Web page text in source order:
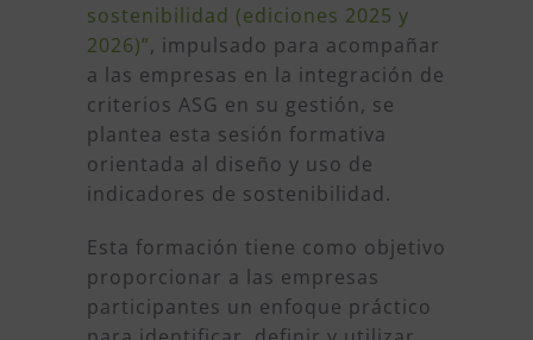
sostenibilidad (ediciones 2025 y
2026)”, impulsado para acompañar
a las empresas en la integración de
criterios ASG en su gestión, se
plantea esta sesión formativa
orientada al diseño y uso de
indicadores de sostenibilidad.
Esta formación tiene como objetivo
proporcionar a las empresas
participantes un enfoque práctico